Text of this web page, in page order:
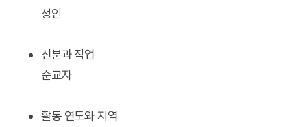
성인
신분과 직업
순교자
활동 연도와 지역